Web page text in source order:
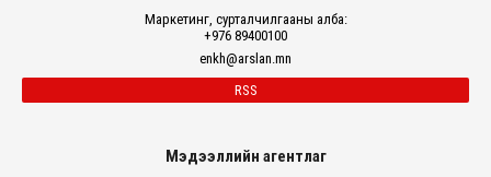
Маркетинг, сурталчилгааны алба:
+976 89400100
enkh@arslan.mn
RSS
Мэдээллийн агентлаг